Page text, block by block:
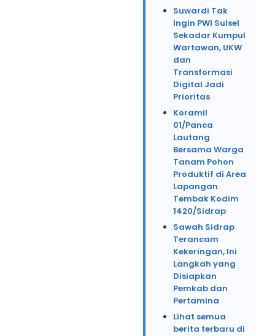
Suwardi Tak
Ingin PWI Sulsel
Sekadar Kumpul
Wartawan, UKW
dan
Transformasi
Digital Jadi
Prioritas
Koramil
01/Panca
Lautang
Bersama Warga
Tanam Pohon
Produktif di Area
Lapangan
Tembak Kodim
1420/Sidrap
Sawah Sidrap
Terancam
Kekeringan, Ini
Langkah yang
Disiapkan
Pemkab dan
Pertamina
Lihat semua
berita terbaru di